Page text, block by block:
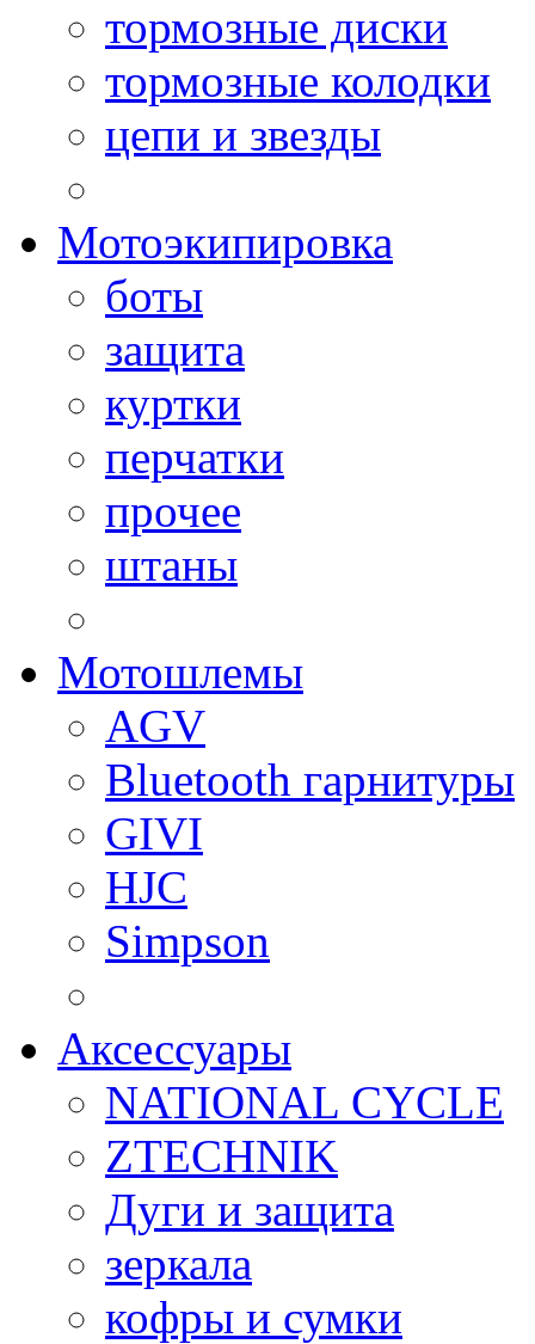
тормозные диски
тормозные колодки
цепи и звезды
Мотоэкипировка
боты
защита
куртки
перчатки
прочее
штаны
Мотошлемы
AGV
Bluetooth гарнитуры
GIVI
HJC
Simpson
Аксессуары
NATIONAL CYCLE
ZTECHNIK
Дуги и защита
зеркала
кофры и сумки